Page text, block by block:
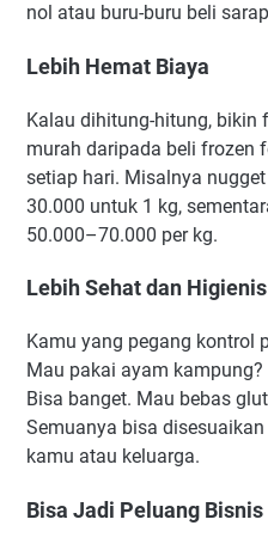
nol atau buru-buru beli
Lebih Hemat Biaya
Kalau dihitung-hitung, bikin
murah daripada beli frozen
setiap hari. Misalnya
30.000 untuk 1 kg,
50.000–70.000 per kg.
Lebih Sehat dan Higienis
Kamu yang pegang kontrol
Mau pakai ayam
Bisa banget. Mau bebas
Semuanya bisa
kamu atau keluarga.
Bisa Jadi Peluang Bisnis